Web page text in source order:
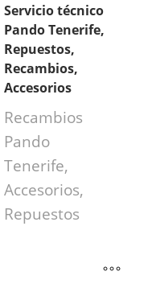
Servicio técnico
Pando Tenerife,
Repuestos,
Recambios,
Accesorios
Recambios
Pando
Tenerife,
Accesorios,
Repuestos